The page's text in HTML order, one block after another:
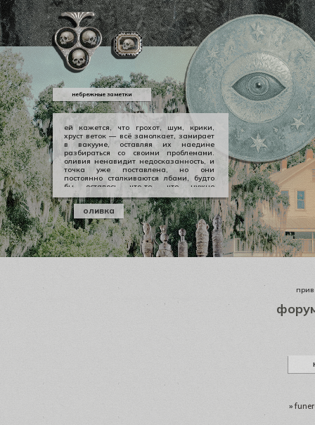
ей кажется, что грохот, шум, крики,
хруст веток — всё замолкает, замирает
в вакууме, оставляя их наедине
разбираться со своими проблемами.
оливия ненавидит недосказанность, и
точка уже поставлена, но они
постоянно сталкиваются лбами, будто
бы осталось что-то, что нужно
произнести вслух, выкричать, выскулить
болезненным визгом, чтобы не
тревожило никогда не заживающей
раной. но оливии нечего сказать
джеральду, а джеральду просто
плевать.
оливка
небрежные заметки
»